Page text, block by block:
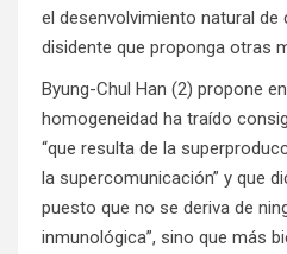
el desenvolvimiento natural de
disidente que proponga otras
Byung-Chul Han (2) propone
homogeneidad ha traído
“que resulta de la
la supercomunicación” y que
puesto que no se deriva de
inmunológica”, sino que más